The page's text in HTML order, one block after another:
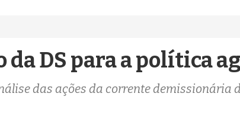
da DS para a política
das ações da corrente demissionária